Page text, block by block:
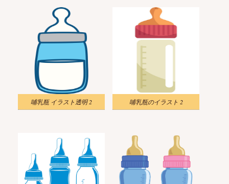
哺乳瓶 イラスト透明 2 哺乳瓶のイラスト 2